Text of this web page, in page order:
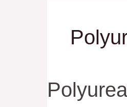
Polyurea
Nedir